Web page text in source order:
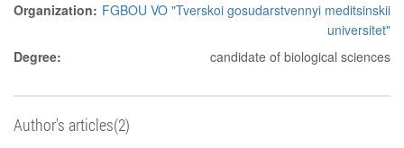
Organization: FGBOU VO "Tverskoi gosudarstvennyi meditsinskii
universitet"
Degree:
candidate of biological sciences
Author's articles(2)